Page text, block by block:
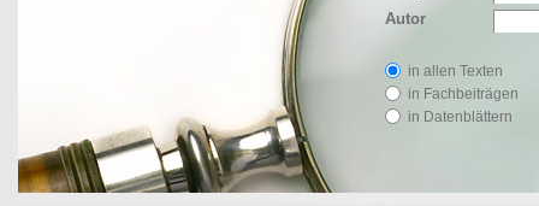
Autor
in allen Texten
in Fachbeiträgen
in Datenblättern